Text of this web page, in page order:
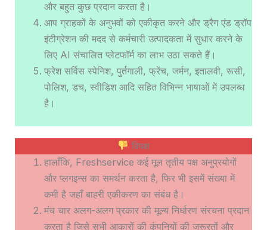
और बहुत कुछ प्रदान करता है।
आप ग्राहकों के अनुभवों को एकीकृत करने और ड्रैग एंड ड्रॉप
इंटीग्रेशन की मदद से कर्मचारी उत्पादकता में सुधार करने के
लिए AI संचालित प्लेटफॉर्म का लाभ उठा सकते हैं।
फ्रेश सर्विस स्पेनिश, पुर्तगाली, फ्रेंच, जर्मन, इतालवी, रूसी,
पोलिश, डच, स्वीडिश आदि सहित विभिन्न भाषाओं में उपलब्ध
है।
विपक्ष
हालाँकि, Freshservice कई मूल तृतीय पक्ष अनुप्रयोगों
और प्लगइन्स का समर्थन करता है, फिर भी इसमें संख्या में
कमी है जहाँ बाहरी एकीकरण का संबंध है।
मंच चार अलग-अलग प्रकार की मूल्य निर्धारण संरचना प्रदान
करता है जिसे सभी आकारों की कंपनियों की जरूरतों और